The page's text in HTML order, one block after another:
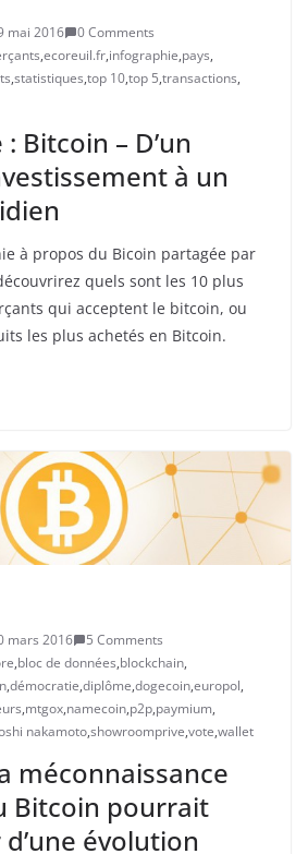
mai 2016
0 Comments
,ecoreuil.fr,infographie,pays,
,statistiques,top 10,top 5,transactions,
Bitcoin – D’un
à un
à propos du Bicoin partagée par
quels sont les 10 plus
qui acceptent le bitcoin, ou
les plus achetés en Bitcoin.
mars 2016
5 Comments
,bloc de données,blockchain,
,démocratie,diplôme,dogecoin,europol,
,mtgox,namecoin,p2p,paymium,
nakamoto,showroomprive,vote,wallet
méconnaissance
Bitcoin pourrait
évolution